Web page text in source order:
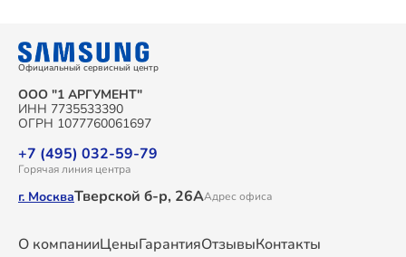
Официальный сервисный центр
ООО "1 АРГУМЕНТ"
ИНН 7735533390
ОГРН 1077760061697
+7 (495) 032-59-79
Горячая линия центра
г. МоскваТверской б-р, 26ААдрес офиса
О компанииЦеныГарантияОтзывыКонтакты